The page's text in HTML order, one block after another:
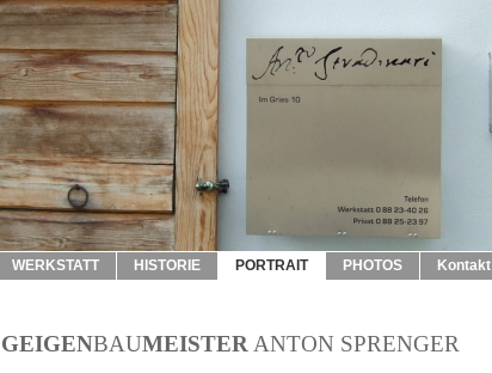
WERKSTATT HISTORIE PORTRAIT PHOTOS Kontakt
GEIGENBAUMEISTER ANTON SPRENGER